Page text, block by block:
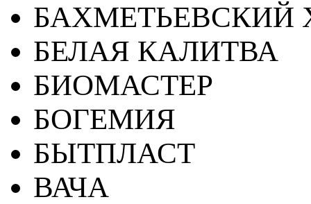
БАХМЕТЬЕВСКИЙ
БЕЛАЯ КАЛИТВА
БИОМАСТЕР
БОГЕМИЯ
БЫТПЛАСТ
ВАЧА